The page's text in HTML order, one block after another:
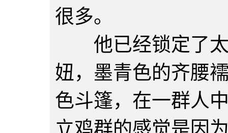
很多。
他已经锁定了太
妞，墨青色的齐腰
色斗篷，在一群人
立鸡群的感觉是因